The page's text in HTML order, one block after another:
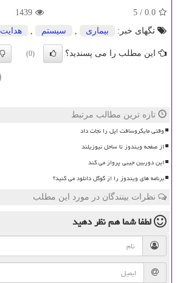
0.0
/ 5
1439
تگهای خبر:
بیماری , سیستم , هدایت
این مطلب را می پسندید؟ (0)
تازه ترین مطالب مرتبط
وقتی مایکروسافت اپل را نجات داد
از صفحه ویندوز تا ساحل نیوزیلند
این دوربین جیبی پرواز می کند
برنامه های ویندوز را از گوگل دانلود می کنید؟
نظرات بینندگان در مورد این مطلب
لطفا شما همنظر دهید